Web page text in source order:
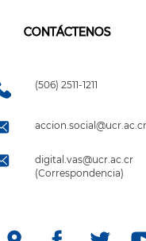
CONTÁCTENOS
(506) 2511-1211
digital.vas@ucr.ac.cr
(Correspondencia)